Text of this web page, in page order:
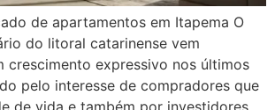
de apartamentos em Itapema O
do litoral catarinense vem
crescimento expressivo nos últimos
pelo interesse de compradores que